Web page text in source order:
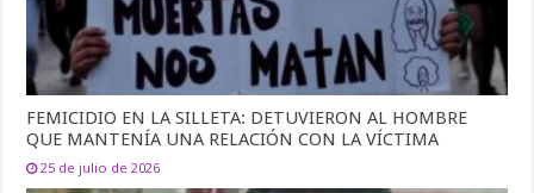
FEMICIDIO EN LA SILLETA: DETUVIERON AL HOMBRE
QUE MANTENÍA UNA RELACIÓN CON LA VÍCTIMA
25 de julio de 2026